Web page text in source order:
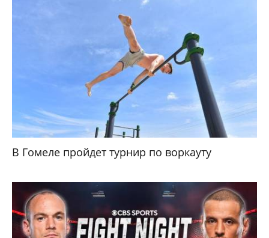
В Гомеле пройдет турнир по воркауту